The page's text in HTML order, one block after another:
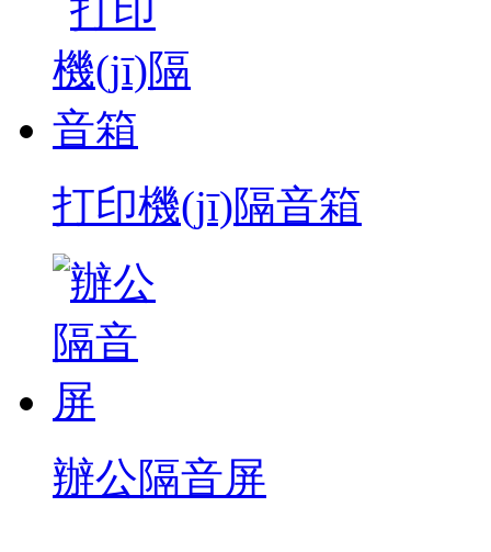
打印機(jī)隔音箱
辦公隔音屏